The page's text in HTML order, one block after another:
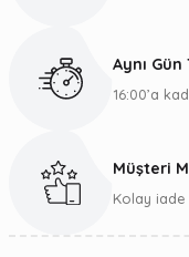
Aynı
16:00’a
Müşteri
Kolay iade